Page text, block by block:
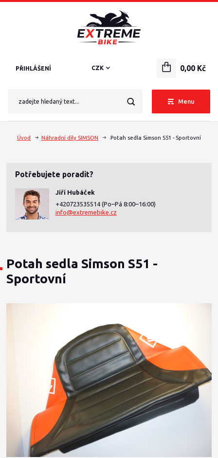
Menu
CZK
PŘIHLÁŠENÍ 0,00 Kč
Úvod Náhradní díly SIMSON Potah sedla Simson S51 - Sportovní
Potřebujete poradit?
Jiří Hubáček
+420723535514 (Po–Pá 8:00–16:00)
info@extremebike.cz
Potah sedla Simson S51 -
Sportovní